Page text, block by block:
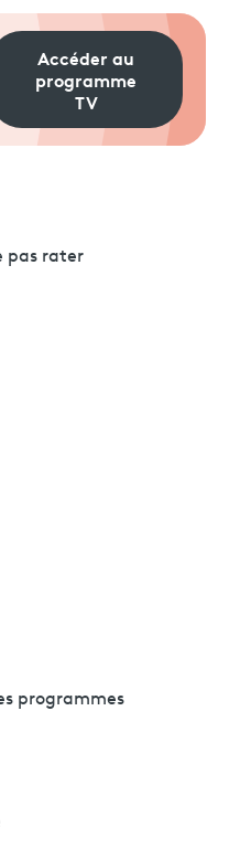
Accéder au
programme
TV
pas rater
programmes